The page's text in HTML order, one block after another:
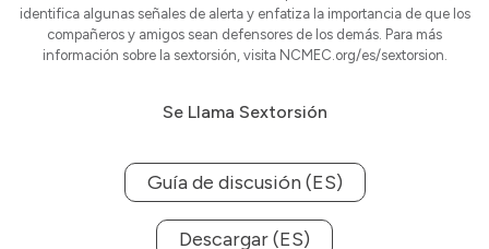
identifica algunas señales de alerta y enfatiza la importancia de que los
compañeros y amigos sean defensores de los demás. Para más
información sobre la sextorsión, visita NCMEC.org/es/sextorsion.
Se Llama Sextorsión
Guía de discusión (ES)
Descargar (ES)